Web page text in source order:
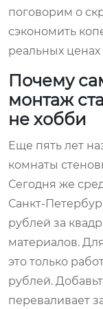
поговорим о
сэкономить
реальных
Почему
монтаж
не хобби
Еще пять лет
комнаты
Сегодня же
Санкт-
рублей за
материалов.
это только
рублей.
переваливает